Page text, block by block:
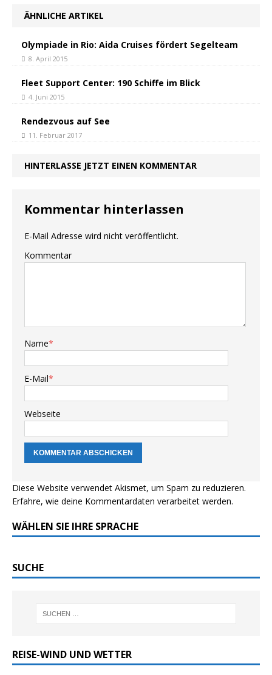
ÄHNLICHE ARTIKEL
Olympiade in Rio: Aida Cruises fördert Segelteam
8. April 2015
Fleet Support Center: 190 Schiffe im Blick
4. Juni 2015
Rendezvous auf See
11. Februar 2017
HINTERLASSE JETZT EINEN KOMMENTAR
Kommentar hinterlassen
E-Mail Adresse wird nicht veröffentlicht.
Kommentar
Name*
E-Mail*
Webseite
Diese Website verwendet Akismet, um Spam zu reduzieren.
Erfahre, wie deine Kommentardaten verarbeitet werden.
WÄHLEN SIE IHRE SPRACHE
SUCHE
REISE-WIND UND WETTER